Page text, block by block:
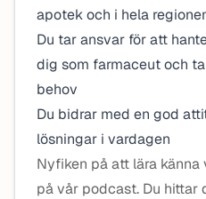
apotek och i hela
Du tar ansvar för att
dig som farmaceut och
behov
Du bidrar med en god
lösningar i vardagen
Nyfiken på att lära känna
på vår podcast. Du hittar